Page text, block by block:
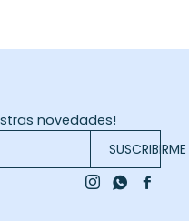
novedades!
SUSCRIBIRME

 